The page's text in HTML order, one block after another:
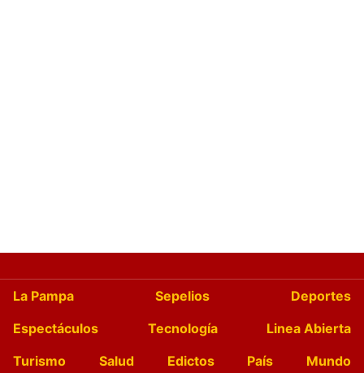
La Pampa Sepelios
Deportes
Espectáculos
Tecnología
Linea Abierta
Turismo
Salud Edictos País
Mundo